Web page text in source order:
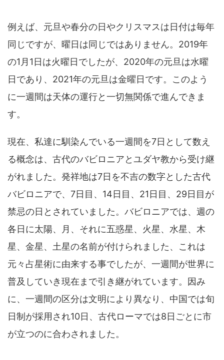
例えば、元旦や春分の日やクリスマスは日付は毎年
同じですが、曜日は同じではありません。2019年
の1月1日は火曜日でしたが、2020年の元旦は水曜
日であり、2021年の元旦は金曜日です。このよう
に一週間は天体の運行と一切無関係で進んできま
す。
現在、私達に馴染んでいる一週間を7日として数え
る概念は、古代のバビロニアとユダヤ教から受け継
がれました。発祥地は7日を不吉の数字とした古代
バビロニアで、7日目、14日目、21日目、29日目が
禁忌の日とされていました。バビロニアでは、週の
各日に太陽、月、それに五惑星、火星、水星、木
星、金星、土星の名前が付けられました、これは
元々占星術に由来する事でしたが、一週間が世界に
普及していき現在まで引き継がれています。因み
に、一週間の区分は文明により異なり、中国では旬
日制が採用され10日、古代ローマでは8日ごとに市
が立つのに合わされました。